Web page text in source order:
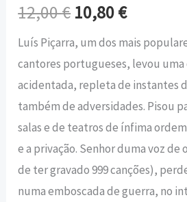
12,00€ 10,80€
Luís Piçarra, um dos mais
cantores portugueses, levou uma
acidentada, repleta de instantes
também de adversidades. Pisou
salas e de teatros de ínfima
e a privação. Senhor duma voz de
de ter gravado 999 canções),
numa emboscada de guerra, no